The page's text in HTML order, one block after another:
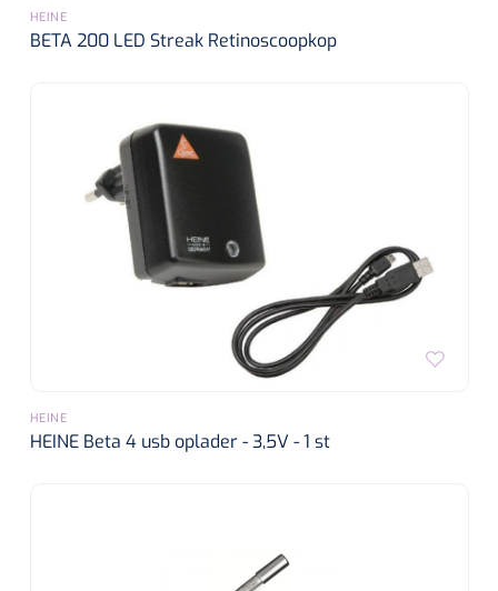
HEINE
BETA 200 LED Streak Retinoscoopkop
HEINE
HEINE Beta 4 usb oplader - 3,5V - 1 st